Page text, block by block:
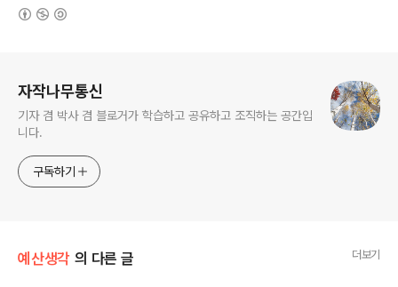
자작나무통신
기자 겸 박사 겸 블로거가 학습하고 공유하고 조직하는 공간입
니다.
구독하기
예산생각 의 다른 글 더보기